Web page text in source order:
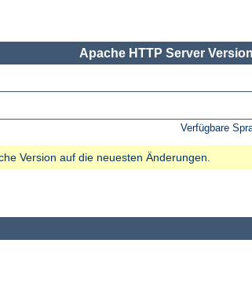
Apache HTTP Server
Verfügbare
Version auf die neuesten Änderungen.